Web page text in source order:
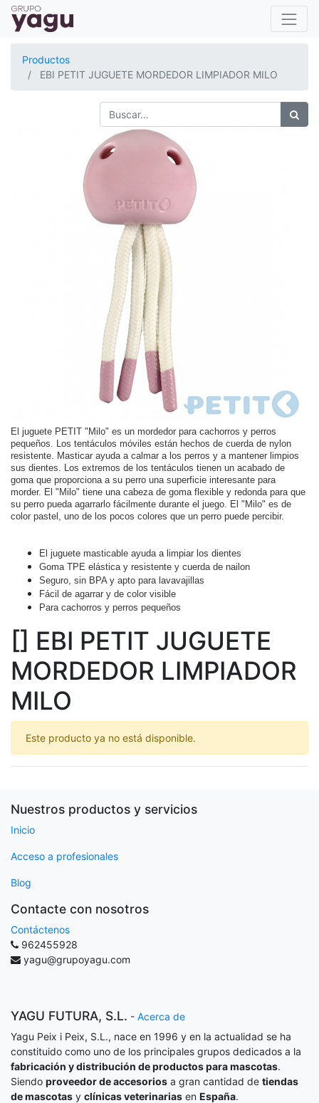
Productos
EBI PETIT JUGUETE MORDEDOR LIMPIADOR MILO
El juguete PETIT "Milo" es un mordedor para cachorros y perros
pequeños. Los tentáculos móviles están hechos de cuerda de nylon
resistente. Masticar ayuda a calmar a los perros y a mantener limpios
sus dientes. Los extremos de los tentáculos tienen un acabado de
goma que proporciona a su perro una superficie interesante para
morder. El "Milo" tiene una cabeza de goma flexible y redonda para que
su perro pueda agarrarlo fácilmente durante el juego. El "Milo" es de
color pastel, uno de los pocos colores que un perro puede percibir.
El juguete masticable ayuda a limpiar los dientes
Goma TPE elástica y resistente y cuerda de nailon
Seguro, sin BPA y apto para lavavajillas
Fácil de agarrar y de color visible
Para cachorros y perros pequeños
[] EBI PETIT JUGUETE
MORDEDOR LIMPIADOR
MILO
Este producto ya no está disponible.
Nuestros productos y servicios
Inicio
Acceso a profesionales
Blog
Contacte con nosotros
Contáctenos
962455928
yagu@grupoyagu.com
YAGU FUTURA, S.L. - Acerca de
Yagu Peix i Peix, S.L., nace en 1996 y en la actualidad se ha
constituido como uno de los principales grupos dedicados a la
fabricación y distribución de productos para mascotas.
Siendo proveedor de accesorios a gran cantidad de tiendas
de mascotas y clínicas veterinarias en España.